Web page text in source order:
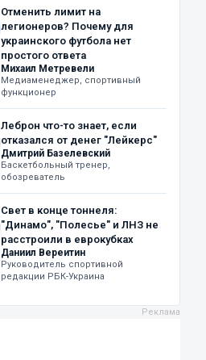
Отменить лимит на
легионеров? Почему для
украинского футбола нет
простого ответа
Михаил Метревели
Медиаменеджер, спортивный
функционер
Леброн что-то знает, если
отказался от денег "Лейкерс"
Дмитрий Базелевский
Баскетбольный тренер,
обозреватель
Свет в конце тоннеля:
"Динамо", "Полесье" и ЛНЗ не
расстроили в еврокубках
Даниил Вереитин
Руководитель спортивной
редакции РБК-Украина